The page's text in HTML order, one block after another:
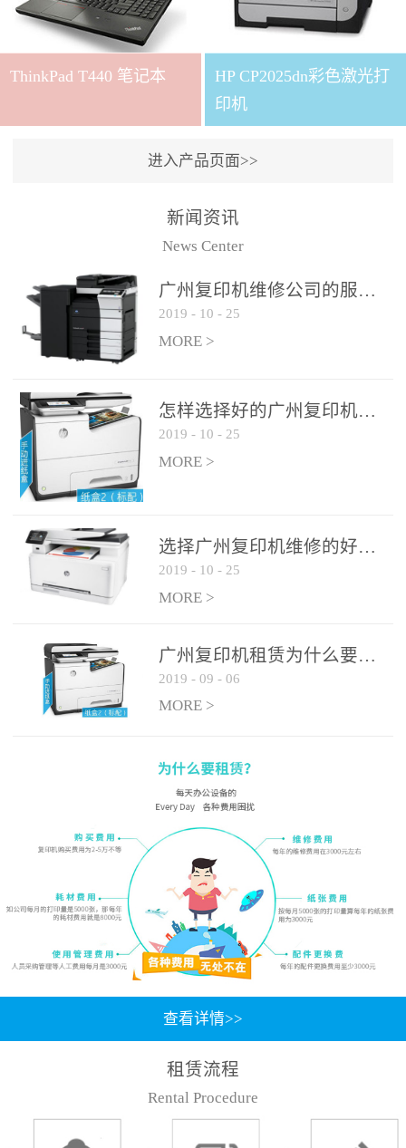
ThinkPad T440 笔记本
HP CP2025dn彩色激光打
印机
进入产品页面>>
新闻资讯
News Center
广州复印机维修公司的服务如何?
2019 - 10 - 25
MORE >
怎样选择好的广州复印机维修公司?
2019 - 10 - 25
MORE >
选择广州复印机维修的好处有哪些?
2019 - 10 - 25
MORE >
广州复印机租赁为什么要选大平台
2019 - 09 - 06
MORE >
查看详情>>
租赁流程
Rental Procedure